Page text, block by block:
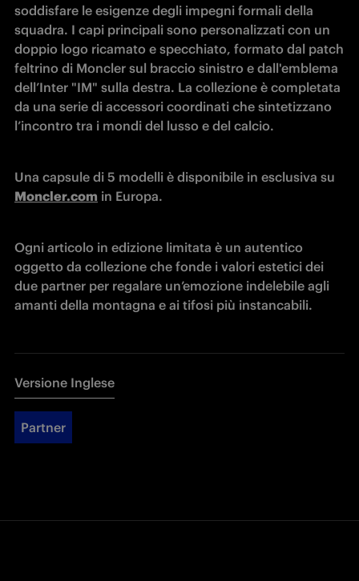
soddisfare le esigenze degli impegni formali della
squadra. I capi principali sono personalizzati con un
doppio logo ricamato e specchiato, formato dal patch
feltrino di Moncler sul braccio sinistro e dall'emblema
dell’Inter "IM" sulla destra. La collezione è completata
da una serie di accessori coordinati che sintetizzano
l’incontro tra i mondi del lusso e del calcio.
Moncler.com in Europa.
Ogni articolo in edizione limitata è un autentico
oggetto da collezione che fonde i valori estetici dei
due partner per regalare un’emozione indelebile agli
amanti della montagna e ai tifosi più instancabili.
Versione Inglese
Partner